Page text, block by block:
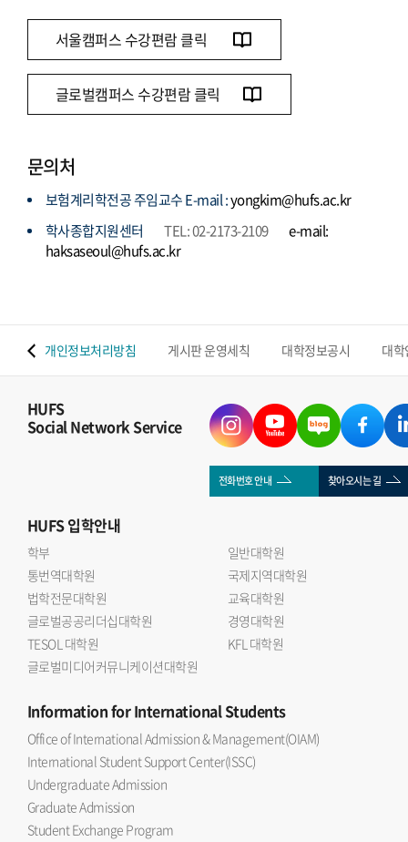
서울캠퍼스 수강편람 클릭
글로벌캠퍼스 수강편람 클릭
문의처
보험계리학전공 주임교수 E-mail :yongkim@hufs.ac.kr
학사종합지원센터
TEL: 02-2173-2109
e-mail:
haksaseoul@hufs.ac.kr
개인정보처리방침 게시판 운영세칙 대학정보공시 대
HUFS
Social Network Service
전화번호 안내 찾아오시는 길
HUFS입학안내
학부
일반대학원
통번역대학원
국제지역대학원
법학전문대학원
교육대학원
글로벌공공리더십대학원
경영대학원
TESOL 대학원
KFL 대학원
글로벌미디어커뮤니케이션대학원
Informationfor International Students
Office of International Admission & Management(OIAM)
International Student Support Center(ISSC)
Undergraduate Admission
Graduate Admission
Student Exchange Program